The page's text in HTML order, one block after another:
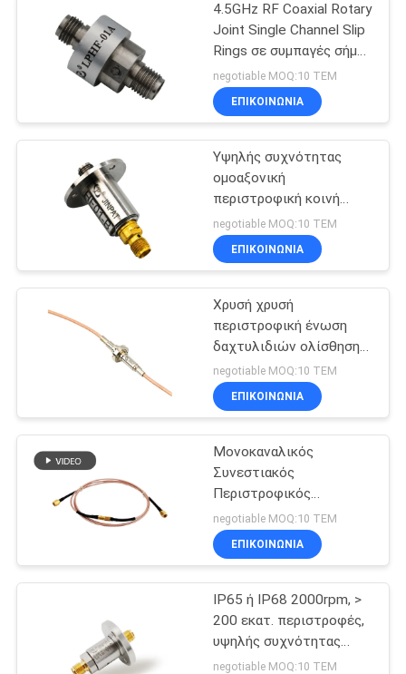
ΕΜΕΊΣ
ΓΎΡΟΣ
ΕΡΓΟΣΤΑΣΊΩΝ
ΠΟΙΟΤΙΚΌΣ
ΈΛΕΓΧΟΣ
ΕΛΆΤΕ
ΖΗΤΉΣΤΕ
ΈΝΑ
ΑΠΌΣΠΑΣΜΑ
POLICY
4.5GHz RF Coaxial Rotary
Joint Single Channel Slip
Rings σε συμπαγές σήμα
Slip Rings
negotiable MOQ:10 ΤΕΜ
ΕΠΙΚΟΙΝΩΝΙΑ
Υψηλής συχνότητας
ομοαξονική
περιστροφική κοινή
μικρή λύση δαχτυλιδιών
ολίσθησης μεγέθους
μιας στάσης
negotiable MOQ:10 ΤΕΜ
ΕΠΙΚΟΙΝΩΝΙΑ
Χρυσή χρυσή
περιστροφική ένωση
δαχτυλιδιών ολίσθησης
επαφών RF με τη χαμηλή
επαφή απώλειας
negotiable MOQ:10 ΤΕΜ
ΕΠΙΚΟΙΝΩΝΙΑ
Μονοκαναλικός
Συνεστιακός
Περιστροφικός
Σύνδεσμος Υψηλής
Συχνότητας 6GHz
100rpm
negotiable MOQ:10 ΤΕΜ
ΕΠΙΚΟΙΝΩΝΙΑ
IP65 ή IP68 2000rpm, >
200 εκατ. περιστροφές,
υψηλής συχνότητας
περιστρεφόμενη
negotiable MOQ:10 ΤΕΜ